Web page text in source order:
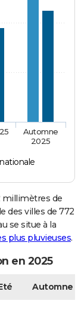
Automne
2025
millimètres de
des villes de 772
se situe à la
plus pluvieuses.
en 2025
Automne